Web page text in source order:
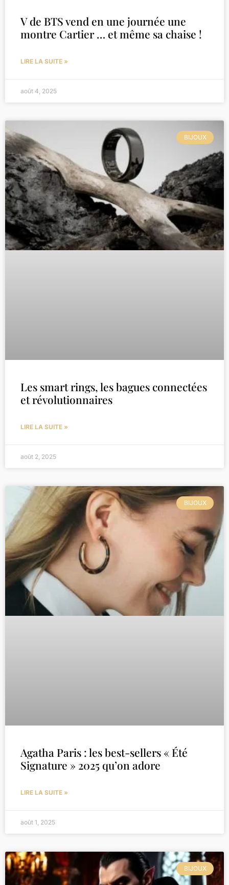
V de BTS vend en une journée une
montre Cartier … et même sa chaise !
LIRE LA SUITE »
août 4, 2025
BIJOUX
Les smart rings, les bagues connectées
et révolutionnaires
LIRE LA SUITE »
août 2, 2025
BIJOUX
Agatha Paris : les best-sellers « Été
Signature » 2025 qu’on adore
LIRE LA SUITE »
août 1, 2025
BIJOUX